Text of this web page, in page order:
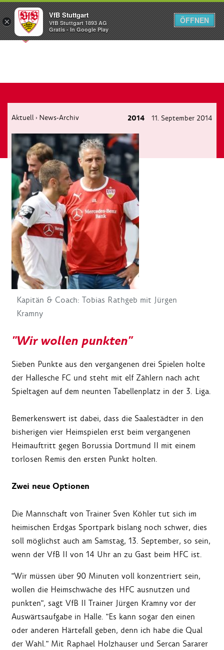
Menü
Aktuell › News-Archiv 2014 11. September 2014
Kapitän & Coach: Tobias Rathgeb mit Jürgen
Kramny
"Wir wollen punkten"
Sieben Punkte aus den vergangenen drei Spielen holte
der Hallesche FC und steht mit elf Zählern nach acht
Spieltagen auf dem neunten Tabellenplatz in der 3. Liga.
Bemerkenswert ist dabei, dass die Saalestädter in den
bisherigen vier Heimspielen erst beim vergangenen
Heimauftritt gegen Borussia Dortmund II mit einem
torlosen Remis den ersten Punkt holten.
Zwei neue Optionen
Die Mannschaft von Trainer Sven Köhler tut sich im
heimischen Erdgas Sportpark bislang noch schwer, dies
soll möglichst auch am Samstag, 13. September, so sein,
wenn der VfB II von 14 Uhr an zu Gast beim HFC ist.
"Wir müssen über 90 Minuten voll konzentriert sein,
wollen die Heimschwäche des HFC ausnutzen und
punkten", sagt VfB II Trainer Jürgen Kramny vor der
Auswärtsaufgabe in Halle. "Es kann sogar den einen
oder anderen Härtefall geben, denn ich habe die Qual
der Wahl." Mit Raphael Holzhauser und Sercan Sararer
×
VfB Stuttgart
VfB Stuttgart 1893 AG
Gratis - In Google Play
ÖFFNEN